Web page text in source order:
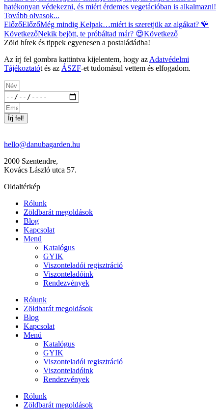
hatékonyan védekezni, és miért érdemes vegetációban is alkalmazni!
Tovább olvasok...
ElőzőElőzőMég mindig Kelpak…miért is szeretjük az algákat? 🪸
KövetkezőNekik bejött, te próbáltad már? 😍Következő
Zöld hírek és tippek egyenesen a postaládádba!
Az írj fel gombra kattintva kijelentem, hogy az Adatvédelmi
Tájékoztatót és az ÁSZF-et tudomásul vettem és elfogadom.
Írj fel!
hello@danubagarden.hu
2000 Szentendre,
Kovács László utca 57.
Oldaltérkép
Rólunk
Zöldbarát megoldások
Blog
Kapcsolat
Menü
Katalógus
GYIK
Viszonteladói regisztráció
Viszonteladóink
Rendezvények
Rólunk
Zöldbarát megoldások
Blog
Kapcsolat
Menü
Katalógus
GYIK
Viszonteladói regisztráció
Viszonteladóink
Rendezvények
Rólunk
Zöldbarát megoldások